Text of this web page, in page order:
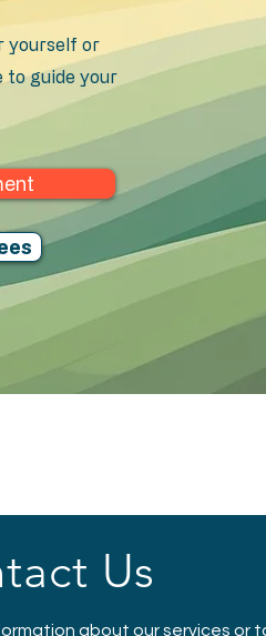
yourself or
to guide your
Us
about our services or